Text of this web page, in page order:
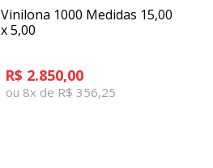
Vinilona 1000 Medidas 15,00
x 5,00
R$ 2.850,00
ou 8x de R$ 356,25